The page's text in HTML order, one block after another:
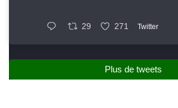
29 271 Twitter
Plus de tweets